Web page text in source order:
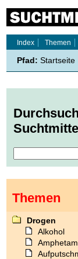
Index
Themen
Pfad: Startseite
Themen
Drogen
Alkohol